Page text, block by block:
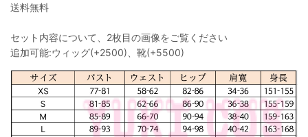
送料無料
セット内容について、2枚目の画像をご覧ください
追加可能:ウィッグ(+2500)、靴(+5500)